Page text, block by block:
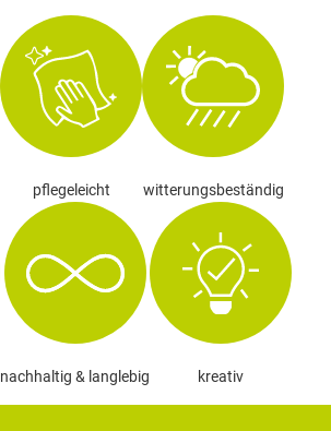
pflegeleicht witterungsbeständig
nachhaltig & langlebig kreativ